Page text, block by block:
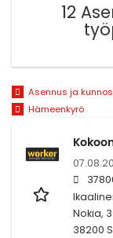
12
Asennus ja
Hämeenkyrö
Nokia,
38200